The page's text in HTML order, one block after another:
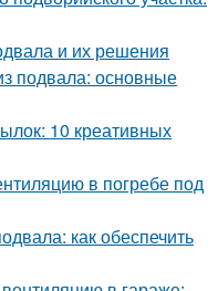
и их решения
подвала: основные
10 креативных
в погребе под
как обеспечить